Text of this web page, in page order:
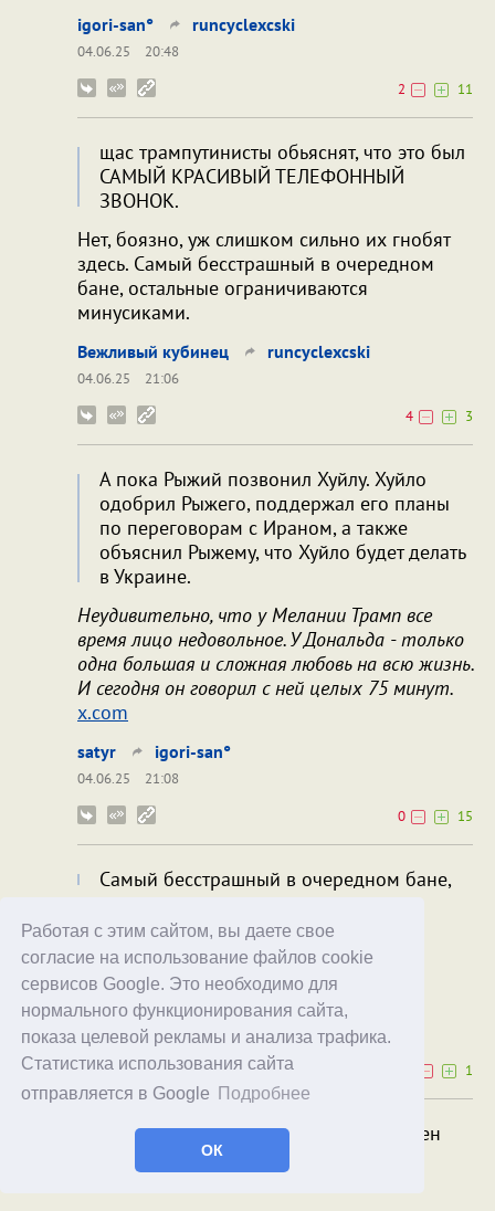
Работая с этим сайтом, вы даете свое
согласие на использование файлов cookie
сервисов Google. Это необходимо для
нормального функционирования сайта,
показа целевой рекламы и анализа трафика.
Статистика использования сайта
отправляется в Google
Подробнее
ОК
igori-san° runcyclexcski
04.06.25
20:48
2
11
щас трампутинисты обьяснят, что это был
САМЫЙ КРАСИВЫЙ ТЕЛЕФОННЫЙ
ЗВОНОК.
Нет, боязно, уж слишком сильно их гнобят
здесь. Самый бесстрашный в очередном
бане, остальные ограничиваются
минусиками.
Вежливый кубинец runcyclexcski
04.06.25
21:06
4
3
А пока Рыжий позвонил Хуйлу. Хуйлo
одобрил Рыжего, поддержал его планы
по переговорам с Ираном, а также
объяснил Рыжему, что Хуйло будет делать
в Украине.
Неудивительно, что у Мелании Трамп все
время лицо недовольное. У Дональда - только
одна большая и сложная любовь на всю жизнь.
И сегодня он говорил с ней целых 75 минут.
x.com
satyr igori-san°
04.06.25
21:08
0
15
Самый бесстрашный в очередном бане,
Да, я тоже не понимаю, зачем забанен
Парадокс, Макс и пр. Матом они не
злоупотребляют.
runcyclexcski Вежливый кубинец
04.06.25 21:39
1
Да, я тоже не понимаю, зачем забанен
Парадокс, Макс и пр. Матом они не